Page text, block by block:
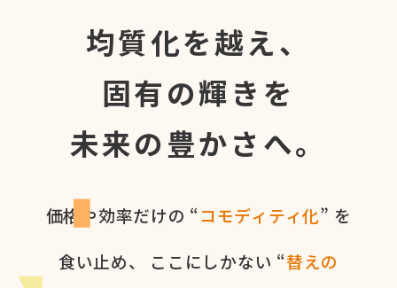
均質化を越え、
固有の輝きを
未来の豊かさへ。
価格や​効率だけの​ “コモディティ化” を​
食い​止め、
ここに​しかない​ “替えの​